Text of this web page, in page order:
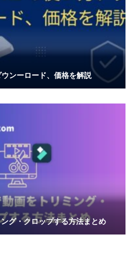
ウンーロード、価格を解説
グ・クロップする方法まとめ